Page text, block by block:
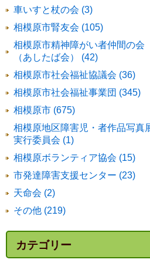
車いすと杖の会 (3)
相模原市腎友会 (105)
相模原市精神障がい者仲間の会
（あしたば会） (42)
相模原市社会福祉協議会 (36)
相模原市社会福祉事業団 (345)
相模原市 (675)
相模原地区障害児・者作品写真
実行委員会 (1)
相模原ボランティア協会 (15)
市発達障害支援センター (23)
天命会 (2)
その他 (219)
カテゴリー